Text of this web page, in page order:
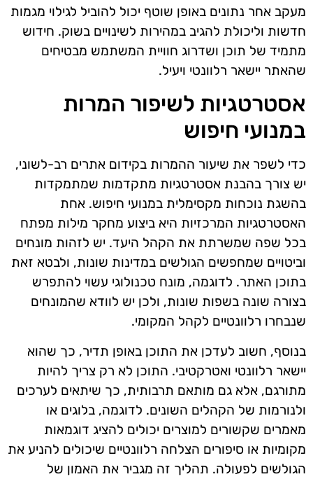
מעקב אחר נתונים באופן שוטף יכול להוביל לגילוי מגמות
חדשות וליכולת להגיב במהירות לשינויים בשוק. חידוש
מתמיד של תוכן ושדרוג חוויית המשתמש מבטיחים
שהאתר יישאר רלוונטי ויעיל.
אסטרטגיות לשיפור המרות
במנועי חיפוש
כדי לשפר את שיעור ההמרות בקידום אתרים רב-לשוני,
יש צורך בהבנת אסטרטגיות מתקדמות שמתמקדות
בהשגת נוכחות מקסימלית במנועי חיפוש. אחת
האסטרטגיות המרכזיות היא ביצוע מחקר מילות מפתח
בכל שפה שמשרתת את הקהל היעד. יש לזהות מונחים
וביטויים שמחפשים הגולשים במדינות שונות, ולבטא זאת
בתוכן האתר. לדוגמה, מונח טכנולוגי עשוי להתפרש
בצורה שונה בשפות שונות, ולכן יש לוודא שהמונחים
שנבחרו רלוונטיים לקהל המקומי.
בנוסף, חשוב לעדכן את התוכן באופן תדיר, כך שהוא
יישאר רלוונטי ואטרקטיבי. התוכן לא רק צריך להיות
מתורגם, אלא גם מותאם תרבותית, כך שיתאים לערכים
ולנורמות של הקהלים השונים. לדוגמה, בלוגים או
מאמרים שקשורים למוצרים יכולים להציג דוגמאות
מקומיות או סיפורים הצלחה רלוונטיים שיכולים להניע את
הגולשים לפעולה. תהליך זה מגביר את האמון של